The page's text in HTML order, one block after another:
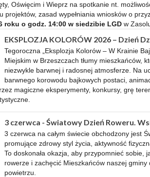
Oświęcim i Wieprz na spotkanie nt.
projektów, zasad wypełniania wniosków o
roku o godz. 14:00 w siedzibie LGD w
EKSPLOZJA KOLORÓW 2026 – Dzień
Tegoroczna „Eksplozja Kolorów – W Krainie
Miejskim w Brzeszczach tłumy mieszkańców,
niezwykle barwnej i radosnej atmosferze. Na
barwnego korowodu bajkowych postaci,
magiczne eksperymenty, konkursy, grę
3 czerwca - Światowy Dzień Roweru.
3 czerwca na całym świecie obchodzony jest
promujące zdrowy styl życia, aktywność
To doskonała okazja, aby przypomnieć sobie,
rowerze i zachęcić Mieszkańców naszej
powietrzu.